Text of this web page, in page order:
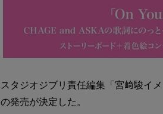
スタジオジブリ責任編集「宮﨑駿イ
の発売が決定した。